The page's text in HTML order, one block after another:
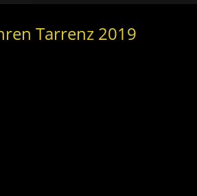
Tarrenz 2019